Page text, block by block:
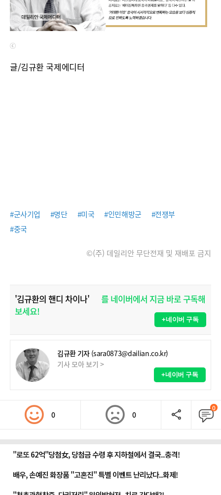
ⓒ
글/김규환 국제에디터
#군사기업 #명단 #미국 #인민해방군
#전쟁부
#중국
©(주) 데일리안 무단전재 및 재배포 금지
'김규환의 핸디 차이나'
를 네이버에서 지금 바로 구독해
보세요!
+네이버 구독
김규환 기자 (sara0873@dailian.co.kr)
기사 모아 보기 >
+네이버 구독
0 0
0